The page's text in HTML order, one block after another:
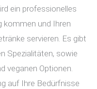
ein professionelles
kommen und Ihren
servieren. Es gibt
Spezialitäten, sowie
veganen Optionen.
auf Ihre Bedürfnisse